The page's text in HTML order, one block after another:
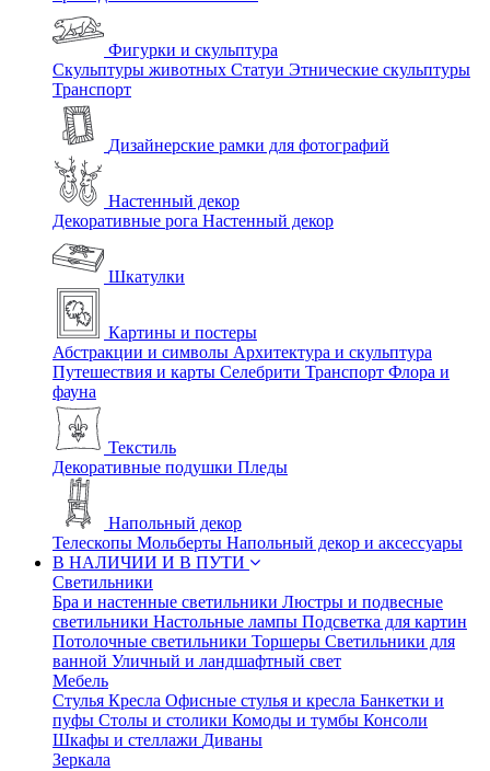
Фигурки и скульптура
Скульптуры животных Статуи Этнические скульптуры
Транспорт
Дизайнерские рамки для фотографий
Настенный декор
Декоративные рога Настенный декор
Шкатулки
Картины и постеры
Абстракции и символы Архитектура и скульптура
Путешествия и карты Селебрити Транспорт Флора и
фауна
Текстиль
Декоративные подушки Пледы
Напольный декор
Телескопы Мольберты Напольный декор и аксессуары
В НАЛИЧИИ И В ПУТИ
Светильники
Бра и настенные светильники Люстры и подвесные
светильники Настольные лампы Подсветка для картин
Потолочные светильники Торшеры Светильники для
ванной Уличный и ландшафтный свет
Мебель
Стулья Кресла Офисные стулья и кресла Банкетки и
пуфы Столы и столики Комоды и тумбы Консоли
Шкафы и стеллажи Диваны
Зеркала